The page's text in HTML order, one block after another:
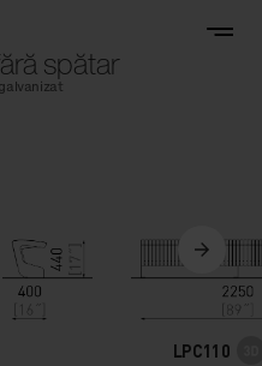
spătar
LPC110